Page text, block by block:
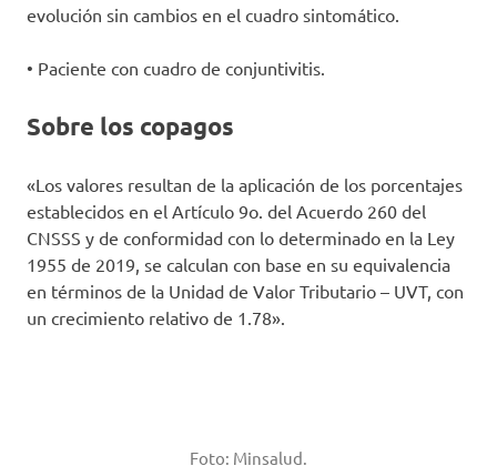
evolución sin cambios en el cuadro sintomático.
• Paciente con cuadro de conjuntivitis.
Sobre los copagos
«Los valores resultan de la aplicación de los porcentajes
establecidos en el Artículo 9o. del Acuerdo 260 del
CNSSS y de conformidad con lo determinado en la Ley
1955 de 2019, se calculan con base en su equivalencia
en términos de la Unidad de Valor Tributario – UVT, con
un crecimiento relativo de 1.78».
Foto: Minsalud.